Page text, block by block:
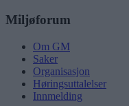
Miljøforum
Om GM
Saker
Organisasjon
Høringsuttalelser
Innmelding